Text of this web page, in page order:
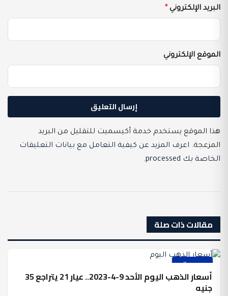
البريد الإلكتروني *
الموقع الإلكتروني
هذا الموقع يستخدم خدمة أكيسميت للتقليل من البريد
المزعجة. اعرف المزيد عن كيفية التعامل مع بيانات التعليقات
الخاصة بك processed
.
مقالات ذات صلة
عرب وعالم
أسعار الذهب اليوم الأحد 9-4-2023.. عيار 21 يتراجع 35
جنيه